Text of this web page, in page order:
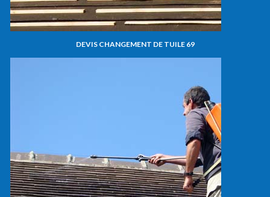
DEVIS CHANGEMENT DE TUILE 69